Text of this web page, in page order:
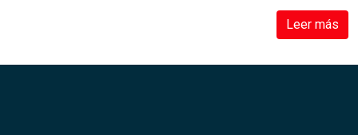
Leer más